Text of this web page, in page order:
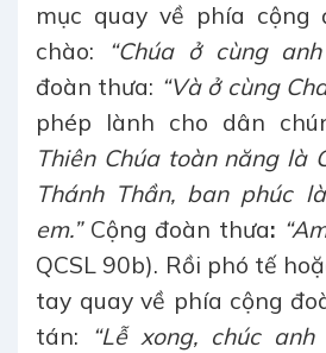
mục quay về phía cộng
chào:
“Chúa ở cùng
đoàn thưa: “Và ở cùng
phép lành cho dân
Thiên Chúa toàn năng là
Thánh Thần, ban phúc
em.”Cộng đoàn thưa:
QCSL 90b). Rồi phó tế
tay quay về phía cộng
tán:
“Lễ xong, chúc